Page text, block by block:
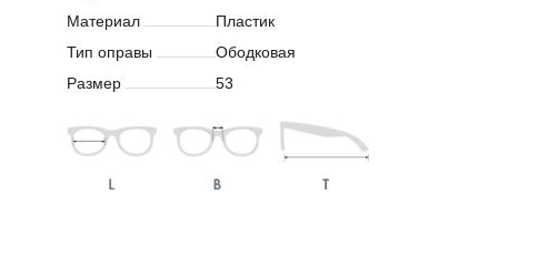
Материал
Пластик
Тип оправы
Ободковая
Размер
53